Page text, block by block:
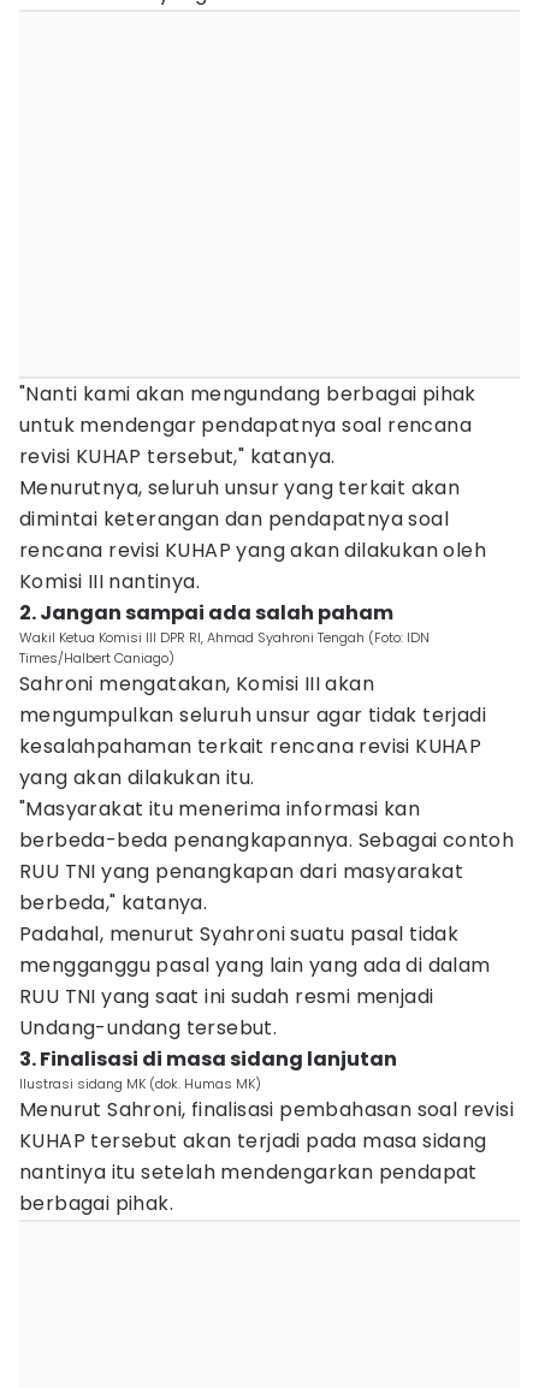
"Nanti kami akan mengundang berbagai pihak
untuk mendengar pendapatnya soal rencana
revisi KUHAP tersebut," katanya.
Menurutnya, seluruh unsur yang terkait akan
dimintai keterangan dan pendapatnya soal
rencana revisi KUHAP yang akan dilakukan oleh
Komisi III nantinya.
2. Jangan sampai ada salah paham
Wakil Ketua Komisi III DPR RI, Ahmad Syahroni Tengah (Foto: IDN
Times/Halbert Caniago)
Sahroni mengatakan, Komisi III akan
mengumpulkan seluruh unsur agar tidak terjadi
kesalahpahaman terkait rencana revisi KUHAP
yang akan dilakukan itu.
"Masyarakat itu menerima informasi kan
berbeda-beda penangkapannya. Sebagai contoh
RUU TNI yang penangkapan dari masyarakat
berbeda," katanya.
Padahal, menurut Syahroni suatu pasal tidak
mengganggu pasal yang lain yang ada di dalam
RUU TNI yang saat ini sudah resmi menjadi
Undang-undang tersebut.
3. Finalisasi di masa sidang lanjutan
Ilustrasi sidang MK (dok. Humas MK)
Menurut Sahroni, finalisasi pembahasan soal revisi
KUHAP tersebut akan terjadi pada masa sidang
nantinya itu setelah mendengarkan pendapat
berbagai pihak.